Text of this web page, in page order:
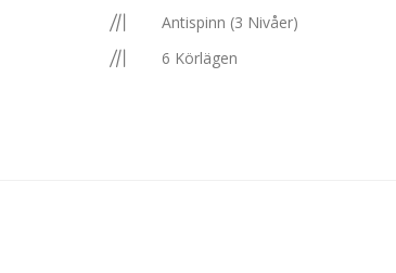
Antispinn (3 Nivåer)
6 Körlägen